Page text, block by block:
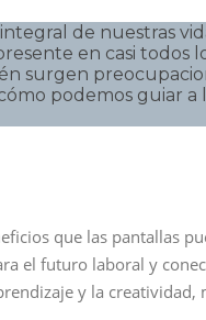
de nuestras
en casi todos
surgen
podemos guiar
que las pantallas
el futuro laboral y
y la